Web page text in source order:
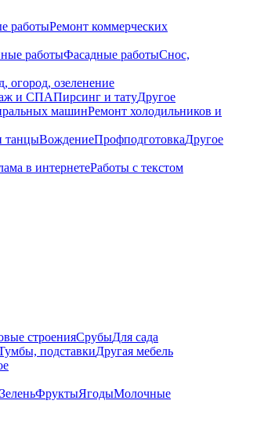
работыРемонт коммерческих
работыФасадные работыСнос,
огород, озеленение
и СПАПирсинг и татуДругое
машинРемонт холодильников и
танцыВождениеПрофподготовкаДругое
в интернетеРаботы с текстом
строенияСрубыДля сада
подставкиДругая мебель
ЗеленьФруктыЯгодыМолочные